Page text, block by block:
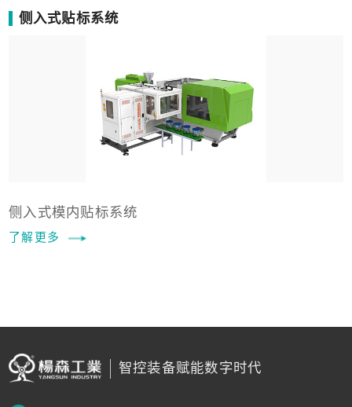
侧入式贴标系统
侧入式模内贴标系统
了解更多
智控装备赋能数字时代